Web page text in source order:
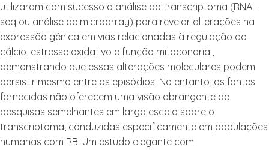
utilizaram com sucesso a análise do transcriptoma (RNA-
seq ou análise de microarray) para revelar alterações na
expressão gênica em vias relacionadas à regulação do
cálcio, estresse oxidativo e função mitocondrial,
demonstrando que essas alterações moleculares podem
persistir mesmo entre os episódios. No entanto, as fontes
fornecidas não oferecem uma visão abrangente de
pesquisas semelhantes em larga escala sobre o
transcriptoma, conduzidas especificamente em populações
humanas com RB. Um estudo elegante com